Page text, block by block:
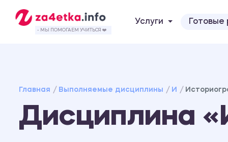
- МЫ ПОМОГАЕМ УЧИТЬСЯ ❤️
Услуги
Главная Выполняемые дисциплины И
Дисциплина